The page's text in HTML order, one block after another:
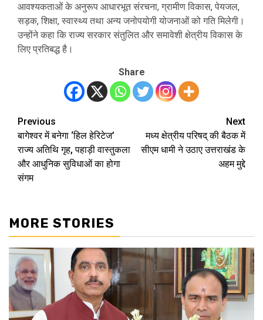
आवश्यकताओं के अनुरूप आधारभूत संरचना, ग्रामीण विकास, पेयजल,
सड़क, शिक्षा, स्वास्थ्य तथा अन्य जनोपयोगी योजनाओं को गति मिलेगी।
उन्होंने कहा कि राज्य सरकार संतुलित और समावेशी क्षेत्रीय विकास के
लिए प्रतिबद्ध है।
Share
Post
navigation
Previous
बागेश्वर में बनेगा ‘हिल हेरिटेज’
राज्य अतिथि गृह, पहाड़ी वास्तुकला
और आधुनिक सुविधाओं का होगा
संगम
Next
मध्य क्षेत्रीय परिषद् की बैठक में
सीएम धामी ने उठाए उत्तराखंड के
अहम मुद्दे
MORE STORIES